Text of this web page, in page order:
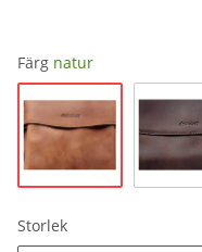
Färg natur
Storlek